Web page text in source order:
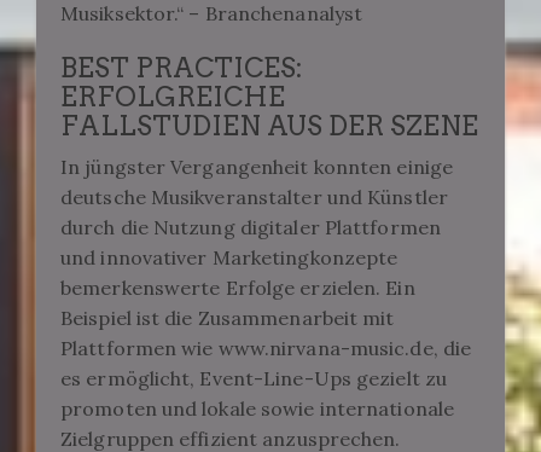
Musiksektor.“ – Branchenanalyst
BEST PRACTICES:
ERFOLGREICHE
FALLSTUDIEN AUS DER SZENE
In jüngster Vergangenheit konnten einige
deutsche Musikveranstalter und Künstler
durch die Nutzung digitaler Plattformen
und innovativer Marketingkonzepte
bemerkenswerte Erfolge erzielen. Ein
Beispiel ist die Zusammenarbeit mit
Plattformen wie www.nirvana-music.de, die
es ermöglicht, Event-Line-Ups gezielt zu
promoten und lokale sowie internationale
Zielgruppen effizient anzusprechen.